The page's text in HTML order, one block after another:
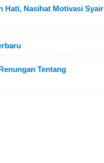
Hati, Nasihat Motivasi Syair
Tentang